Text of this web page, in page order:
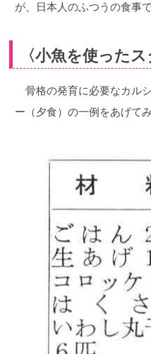
が、日本人のふつうの食事
〈小魚を使った
骨格の発育に必要なカル
ー（夕食）の一例をあげてみ